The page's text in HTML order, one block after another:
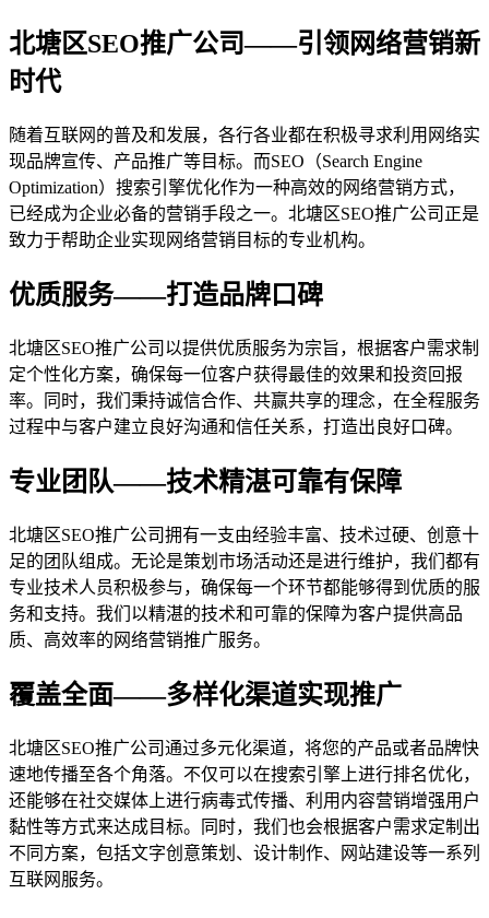
北塘区SEO推广公司——引领网络营销新
时代
随着互联网的普及和发展，各行各业都在积极寻求利用网络实
现品牌宣传、产品推广等目标。而SEO（Search Engine
Optimization）搜索引擎优化作为一种高效的网络营销方式，
已经成为企业必备的营销手段之一。北塘区SEO推广公司正是
致力于帮助企业实现网络营销目标的专业机构。
优质服务——打造品牌口碑
北塘区SEO推广公司以提供优质服务为宗旨，根据客户需求制
定个性化方案，确保每一位客户获得最佳的效果和投资回报
率。同时，我们秉持诚信合作、共赢共享的理念，在全程服务
过程中与客户建立良好沟通和信任关系，打造出良好口碑。
专业团队——技术精湛可靠有保障
北塘区SEO推广公司拥有一支由经验丰富、技术过硬、创意十
足的团队组成。无论是策划市场活动还是进行维护，我们都有
专业技术人员积极参与，确保每一个环节都能够得到优质的服
务和支持。我们以精湛的技术和可靠的保障为客户提供高品
质、高效率的网络营销推广服务。
覆盖全面——多样化渠道实现推广
北塘区SEO推广公司通过多元化渠道，将您的产品或者品牌快
速地传播至各个角落。不仅可以在搜索引擎上进行排名优化，
还能够在社交媒体上进行病毒式传播、利用内容营销增强用户
黏性等方式来达成目标。同时，我们也会根据客户需求定制出
不同方案，包括文字创意策划、设计制作、网站建设等一系列
互联网服务。